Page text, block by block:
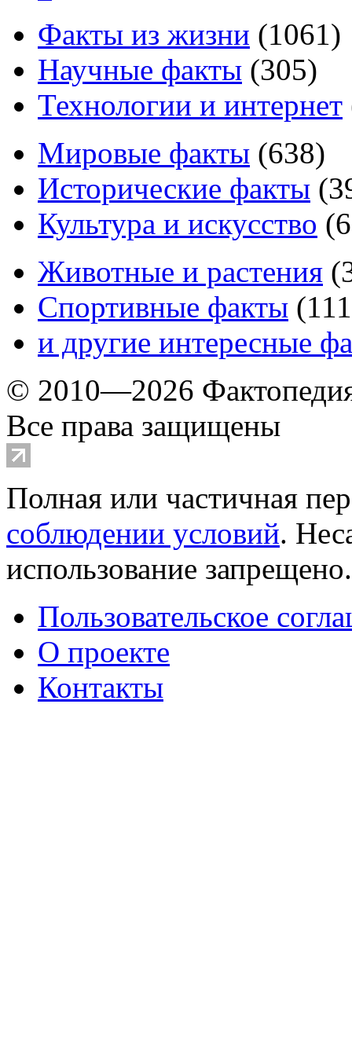
Факты из жизни (1061)
Научные факты (305)
Технологии и интернет
Мировые факты (638)
Исторические факты (
Культура и искусство (
Животные и растения (
Спортивные факты (111
и другие интересные
© 2010—2026
Все права защищены
Полная или частичная
соблюдении условий.
использование
Пользовательское
О проекте
Контакты